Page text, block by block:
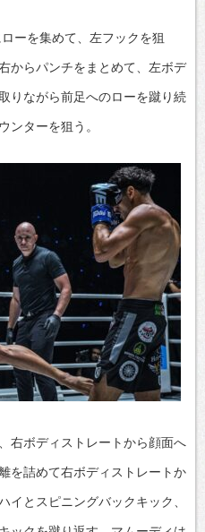
ーを集めて、左フックを狙
からパンチをまとめて、左ボデ
りながら前足へのローを蹴り続
ンターを狙う。
右ボディストレートから顔面へ
を詰めて右ボディストレートか
イとスピニングバックキック、